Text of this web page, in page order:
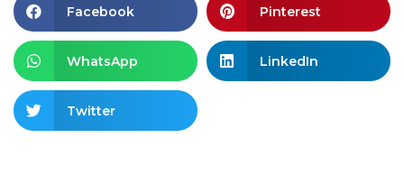
Facebook Pinterest
WhatsApp LinkedIn
Twitter